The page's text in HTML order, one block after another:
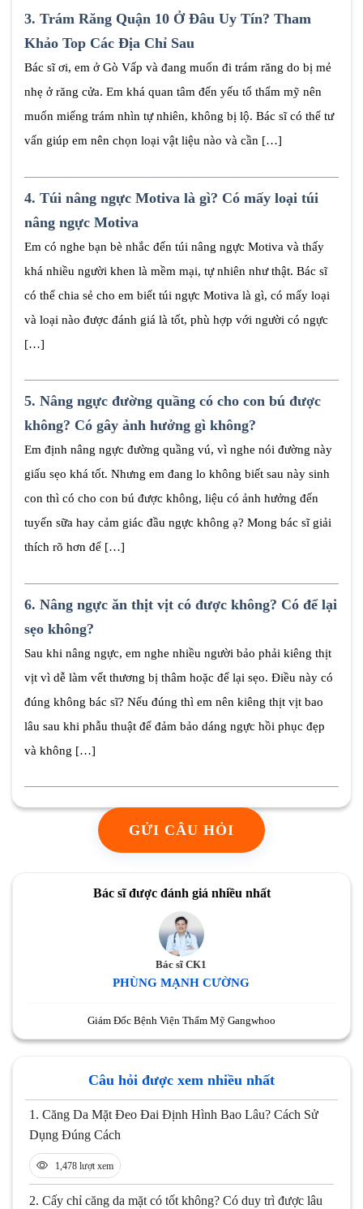
3. Trám Răng Quận 10 Ở Đâu Uy Tín? Tham
Khảo Top Các Địa Chỉ Sau
Bác sĩ ơi, em ở Gò Vấp và đang muốn đi trám răng do bị mẻ
nhẹ ở răng cửa. Em khá quan tâm đến yếu tố thẩm mỹ nên
muốn miếng trám nhìn tự nhiên, không bị lộ. Bác sĩ có thể tư
vấn giúp em nên chọn loại vật liệu nào và cần […]
4. Túi nâng ngực Motiva là gì? Có mấy loại túi
nâng ngực Motiva
Em có nghe bạn bè nhắc đến túi nâng ngực Motiva và thấy
khá nhiều người khen là mềm mại, tự nhiên như thật. Bác sĩ
có thể chia sẻ cho em biết túi ngực Motiva là gì, có mấy loại
và loại nào được đánh giá là tốt, phù hợp với người có ngực
[…]
5. Nâng ngực đường quầng có cho con bú được
không? Có gây ảnh hưởng gì không?
Em định nâng ngực đường quầng vú, vì nghe nói đường này
giấu sẹo khá tốt. Nhưng em đang lo không biết sau này sinh
con thì có cho con bú được không, liệu có ảnh hưởng đến
tuyến sữa hay cảm giác đầu ngực không ạ? Mong bác sĩ giải
thích rõ hơn để […]
6. Nâng ngực ăn thịt vịt có được không? Có để lại
sẹo không?
Sau khi nâng ngực, em nghe nhiều người bảo phải kiêng thịt
vịt vì dễ làm vết thương bị thâm hoặc để lại sẹo. Điều này có
đúng không bác sĩ? Nếu đúng thì em nên kiêng thịt vịt bao
lâu sau khi phẫu thuật để đảm bảo dáng ngực hồi phục đẹp
và không […]
GỬI CÂU HỎI
Bác sĩ được đánh giá nhiều nhất
Bác sĩ CK1
PHÙNG MẠNH CƯỜNG
Giám Đốc Bệnh Viện Thẩm Mỹ Gangwhoo
Câu hỏi được xem nhiều nhất
1. Căng Da Mặt Đeo Đai Định Hình Bao Lâu? Cách Sử
Dụng Đúng Cách
1,478 lượt xem
2. Cấy chỉ căng da mặt có tốt không? Có duy trì được lâu